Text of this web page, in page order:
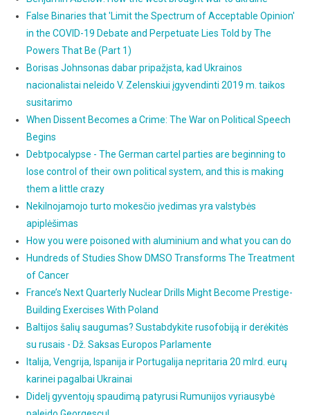
False Binaries that 'Limit the Spectrum of Acceptable Opinion'
in the COVID-19 Debate and Perpetuate Lies Told by The
Powers That Be (Part 1)
Borisas Johnsonas dabar pripažįsta, kad Ukrainos
nacionalistai neleido V. Zelenskiui įgyvendinti 2019 m. taikos
susitarimo
When Dissent Becomes a Crime: The War on Political Speech
Begins
Debtpocalypse - The German cartel parties are beginning to
lose control of their own political system, and this is making
them a little crazy
Nekilnojamojo turto mokesčio įvedimas yra valstybės
apiplėšimas
How you were poisoned with aluminium and what you can do
Hundreds of Studies Show DMSO Transforms The Treatment
of Cancer
France’s Next Quarterly Nuclear Drills Might Become Prestige-
Building Exercises With Poland
Baltijos šalių saugumas? Sustabdykite rusofobiją ir derėkitės
su rusais - Dž. Saksas Europos Parlamente
Italija, Vengrija, Ispanija ir Portugalija nepritaria 20 mlrd. eurų
karinei pagalbai Ukrainai
Didelį gyventojų spaudimą patyrusi Rumunijos vyriausybė